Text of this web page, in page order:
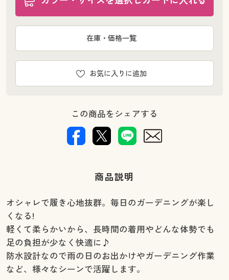
お気に入りに追加
在庫・価格一覧
この商品をシェアする
商品説明
オシャレで履き心地抜群。毎日のガーデニングが楽し
くなる!
軽くて柔らかいから、長時間の着用やどんな体勢でも
足の負担が少なく快適に♪
防水設計なので雨の日のお出かけやガーデニング作業
など、様々なシーンで活躍します。